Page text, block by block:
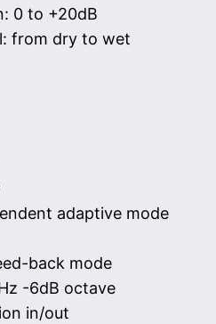
0 to +20dB
from dry to wet
adaptive mode
back mode
-6dB octave
in/out